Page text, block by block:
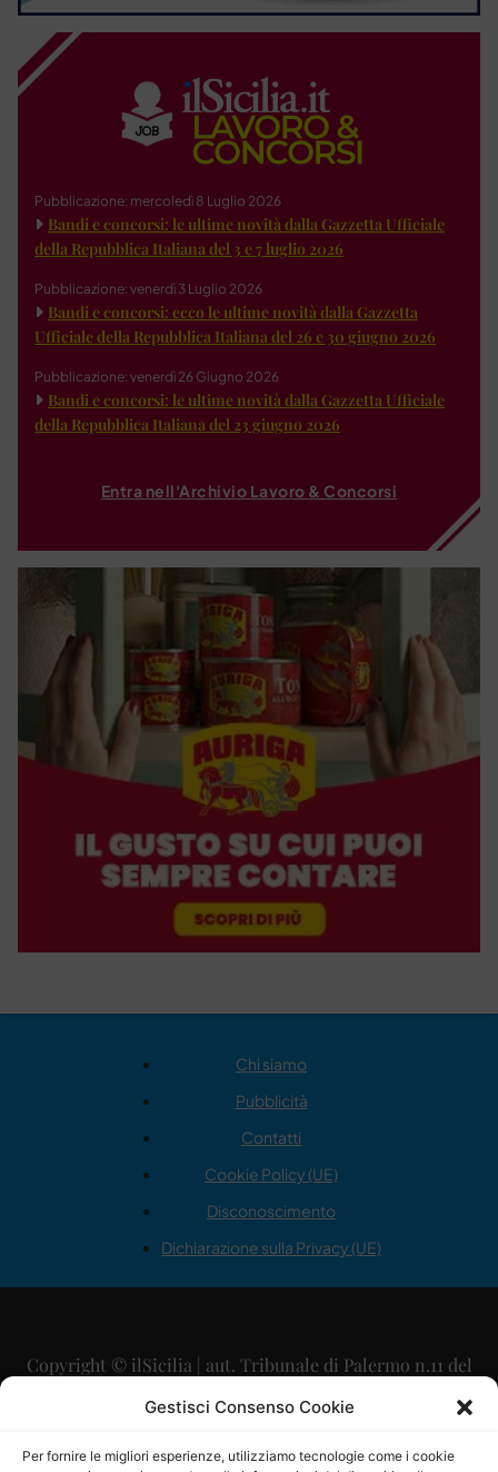
Gestisci Consenso Cookie
Per fornire le migliori esperienze, utilizziamo tecnologie come i cookie
Pubblicazione: mercoledì 8 Luglio 2026
Bandi e concorsi: le ultime novità dalla Gazzetta Ufficiale
della Repubblica Italiana del 3 e 7 luglio 2026
Pubblicazione: venerdì 3 Luglio 2026
Bandi e concorsi: ecco le ultime novità dalla Gazzetta
Ufficiale della Repubblica Italiana del 26 e 30 giugno 2026
Pubblicazione: venerdì 26 Giugno 2026
Bandi e concorsi: le ultime novità dalla Gazzetta Ufficiale
della Repubblica Italiana del 23 giugno 2026
Entra nell'Archivio Lavoro & Concorsi
Chi siamo
Pubblicità
Contatti
Cookie Policy (UE)
Disconoscimento
Dichiarazione sulla Privacy (UE)
Copyright © ilSicilia | aut. Tribunale di Palermo n.11 del
29/09/2015